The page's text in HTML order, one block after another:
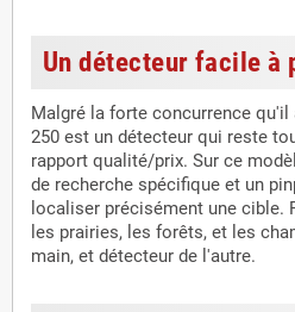
Un détecteur facile à
Malgré la forte concurrence
250 est un détecteur qui reste
rapport qualité/prix. Sur ce
de recherche spécifique et un
localiser précisément une cible.
les prairies, les forêts, et les
main, et détecteur de l'autre.